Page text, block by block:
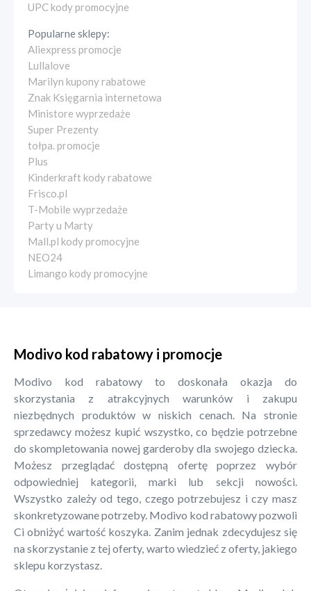
UPC kody promocyjne
Popularne sklepy:
Aliexpress promocje
Lullalove
Marilyn kupony rabatowe
Znak Księgarnia internetowa
Ministore wyprzedaże
Super Prezenty
tołpa. promocje
Plus
Kinderkraft kody rabatowe
Frisco.pl
T-Mobile wyprzedaże
Party u Marty
Mall.pl kody promocyjne
NEO24
Limango kody promocyjne
Modivo kod rabatowy i promocje
Modivo kod rabatowy to doskonała okazja do
skorzystania z atrakcyjnych warunków i zakupu
niezbędnych produktów w niskich cenach. Na stronie
sprzedawcy możesz kupić wszystko, co będzie potrzebne
do skompletowania nowej garderoby dla swojego dziecka.
Możesz przeglądać dostępną ofertę poprzez wybór
odpowiedniej kategorii, marki lub sekcji nowości.
Wszystko zależy od tego, czego potrzebujesz i czy masz
skonkretyzowane potrzeby. Modivo kod rabatowy pozwoli
Ci obniżyć wartość koszyka. Zanim jednak zdecydujesz się
na skorzystanie z tej oferty, warto wiedzieć z oferty, jakiego
sklepu korzystasz.